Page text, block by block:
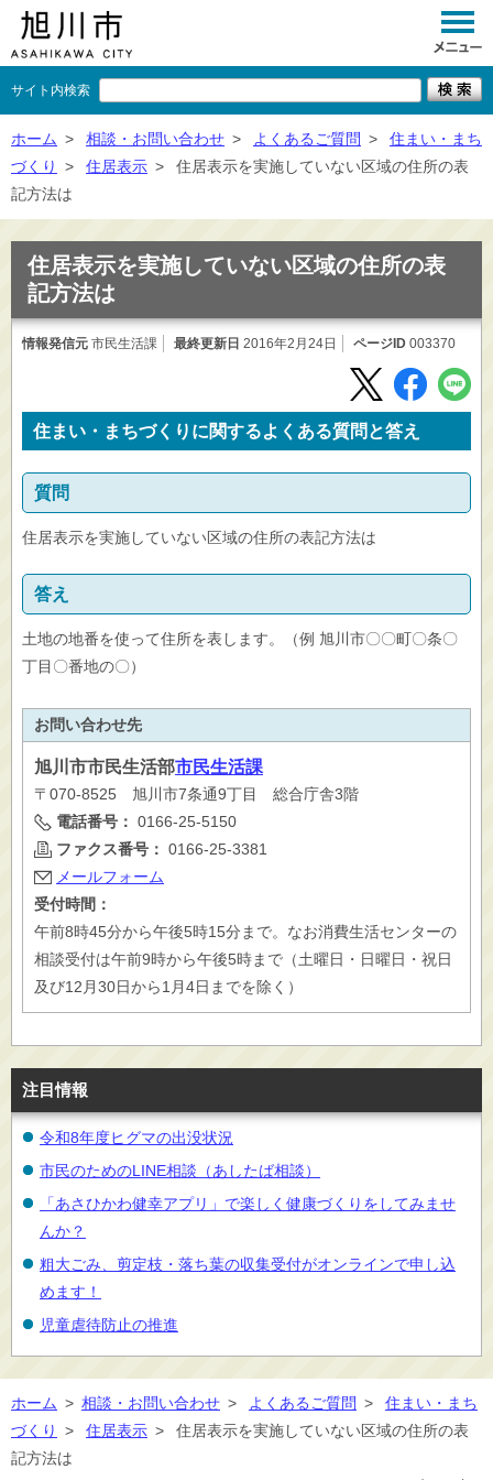
サイト内検索
くらし
事業者向け
施設一覧
×閉じる
ホーム > 相談・お問い合わせ > よくあるご質問 >
住まい・まち
づくり
> 住居表示 >
住居表示を実施していない区域の住所の表
記方法は
住居表示を実施していない区域の住所の表
記方法は
情報発信元 市民生活課 最終更新日 2016年2月24日 ページID 003370
住まい・まちづくりに関するよくある質問と答え
質問
住居表示を実施していない区域の住所の表記方法は
答え
土地の地番を使って住所を表します。（例 旭川市〇〇町〇条〇
丁目〇番地の〇）
お問い合わせ先
旭川市市民生活部市民生活課
〒070-8525 旭川市7条通9丁目 総合庁舎3階
電話番号： 0166-25-5150
ファクス番号： 0166-25-3381
メールフォーム
受付時間：
午前8時45分から午後5時15分まで。なお消費生活センターの
相談受付は午前9時から午後5時まで（土曜日・日曜日・祝日
及び12月30日から1月4日までを除く）
注目情報
令和8年度ヒグマの出没状況
市民のためのLINE相談（あしたば相談）
「あさひかわ健幸アプリ」で楽しく健康づくりをしてみませ
んか？
粗大ごみ、剪定枝・落ち葉の収集受付がオンラインで申し込
めます！
児童虐待防止の推進
ホーム > 相談・お問い合わせ > よくあるご質問 >
住まい・まち
づくり
> 住居表示 >
住居表示を実施していない区域の住所の表
記方法は